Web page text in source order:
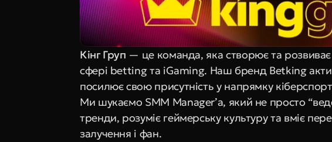
Кінг Груп — це команда, яка створює та розвиває
сфері betting та iGaming. Наш бренд Betking
посилює свою присутність у напрямку
Ми шукаємо SMM Manager’а, який не просто
тренди, розуміє геймерську культуру та вміє
залучення і фан.